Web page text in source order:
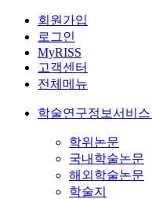
회원가입
로그인
MyRISS
고객센터
전체메뉴
학술연구정보서비스
학위논문
국내학술논문
해외학술논문
학술지